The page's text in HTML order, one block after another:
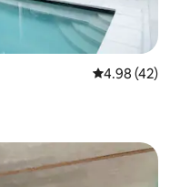
Calificación
4.98 (42)